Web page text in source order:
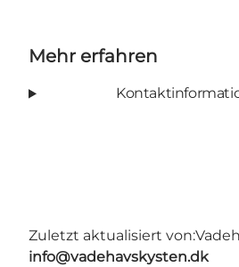
Mehr erfahren
Zuletzt aktualisiert von:
info@vadehavskysten.dk